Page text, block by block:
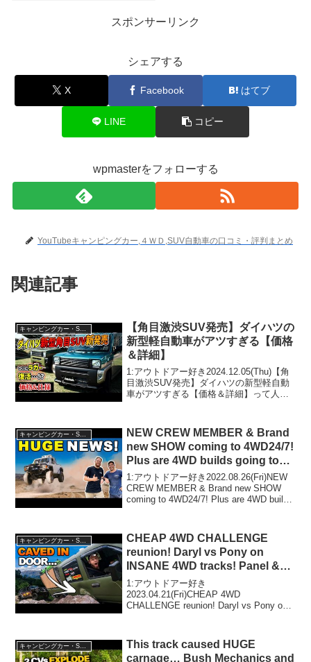
スポンサーリンク
シェアする
X Facebook はてブ
LINE コピー
wpmasterをフォローする
YouTubeキャンピングカー,４ＷＤ,SUV自動車の口コミ・評判まとめ
関連記事
【角目激渋SUV発売】ダイハツの
新型軽自動車がアツすぎる【価格
＆詳細】
1:アウトドアー好き2024.12.05(Thu)【角
目激渋SUV発売】ダイハツの新型軽自動
車がアツすぎる【価格＆詳細】って人気
は注目です！3:アウト...
キャンピングカー・SUV人気車種
NEW CREW MEMBER & Brand
new SHOW coming to 4WD24/7!
Plus are 4WD builds going too
far?
1:アウトドアー好き2022.08.26(Fri)NEW
CREW MEMBER & Brand new SHOW
coming to 4WD24/7! Plus are 4WD builds
CHEAP 4WD CHALLENGE
reunion! Daryl vs Pony on
INSANE 4WD tracks! Panel &
ROOF damage, mods & more!
1:アウトドアー好き
2023.04.21(Fri)CHEAP 4WD
CHALLENGE reunion! Daryl vs Pony on
キャンピングカー・SUV人気車種
This track caused HUGE
carnage… Bush Mechanics and